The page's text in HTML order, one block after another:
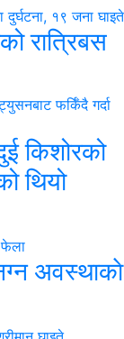
रात्रिबस
किशोरको
थियो
अवस्थाकाे